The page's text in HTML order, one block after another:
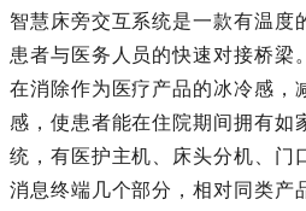
智慧床旁交互系统是一款有温度
患者与医务人员的快速对接桥梁
在消除作为医疗产品的冰冷感，
感，使患者能在住院期间拥有如
统，有医护主机、床头分机、门
消息终端几个部分，相对同类产